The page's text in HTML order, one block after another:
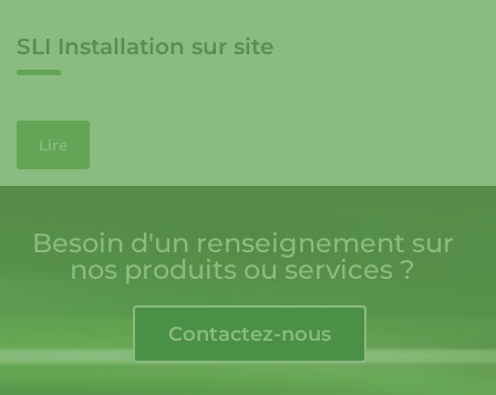
SLI Installation sur site
Lire
Besoin d'un renseignement sur
nos produits ou services ?
Contactez-nous